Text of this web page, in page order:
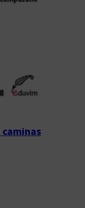
caminas